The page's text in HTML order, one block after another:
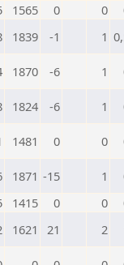
1565 0 0
1839 -1 1
1870 -6 1
1824 -6 1
1481 0 0
1871 -15 1
1415 0 0
1621 21 2